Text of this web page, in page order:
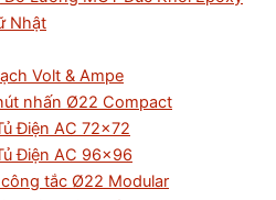
Nhật
Volt & Ampe
nhấn Ø22 Compact
Điện AC 72×72
Điện AC 96×96
tắc Ø22 Modular